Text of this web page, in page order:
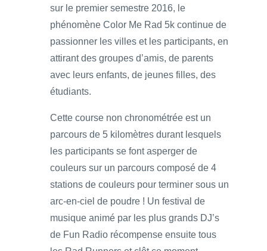
sur le premier semestre 2016, le
phénomène Color Me Rad 5k continue de
passionner les villes et les participants, en
attirant des groupes d’amis, de parents
avec leurs enfants, de jeunes filles, des
étudiants.
Cette course non chronométrée est un
parcours de 5 kilomètres durant lesquels
les participants se font asperger de
couleurs sur un parcours composé de 4
stations de couleurs pour terminer sous un
arc-en-ciel de poudre ! Un festival de
musique animé par les plus grands DJ’s
de Fun Radio récompense ensuite tous